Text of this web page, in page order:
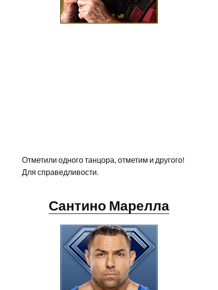
Отметили одного танцора, отметим и другого!
Для справедливости.
Сантино Марелла